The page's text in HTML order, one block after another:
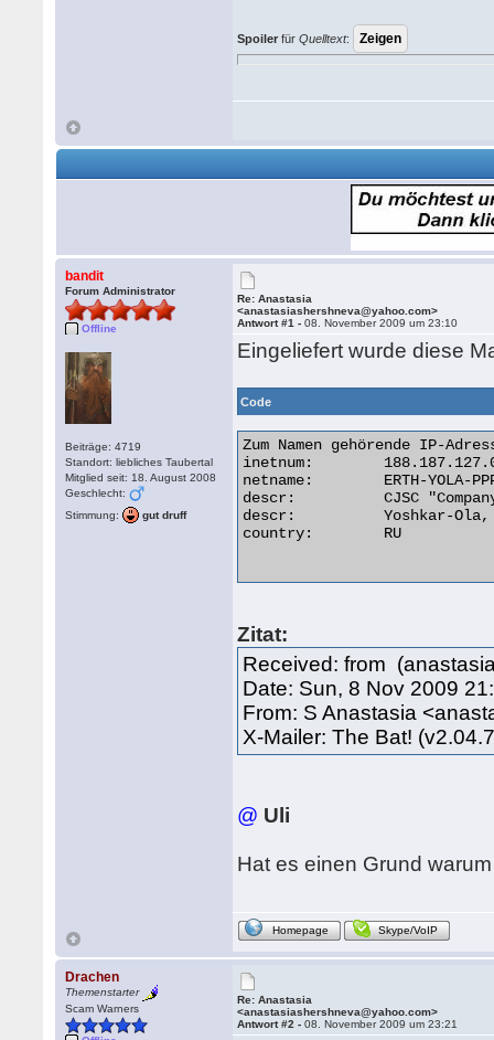
Spoiler fürQuelltext:
bandit
Forum Administrator
Offline
Beiträge: 4719
Standort: liebliches Taubertal
Mitglied seit: 18. August 2008
Geschlecht:
Stimmung:
gut druff
Re: Anastasia
<anastasiashershneva@yahoo.com>
Antwort #1 -08. November 2009 um 23:10
Eingeliefert wurde diese
Code
Zum Namen gehörende IP-
inetnum:
netname:        ERTH-YOLA-
descr:          CJSC
descr:          Yoshkar-Ola,
country:        RU
Zitat:
Received: from
Date: Sun, 8 Nov 2009
From: S Anastasia
X-Mailer: The Bat!
@ Uli
Hat es einen Grund
Homepage Skype/VoIP
Drachen
Themenstarter
Scam Warners
Re: Anastasia
<anastasiashershneva@yahoo.com>
Antwort #2 -08. November 2009 um 23:21